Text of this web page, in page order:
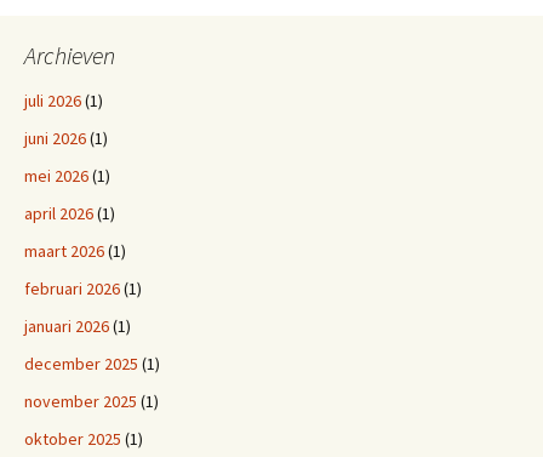
Archieven
juli 2026(1)
juni 2026(1)
mei 2026(1)
april 2026(1)
maart 2026(1)
februari 2026(1)
januari 2026(1)
december 2025 (1)
november 2025 (1)
oktober 2025 (1)